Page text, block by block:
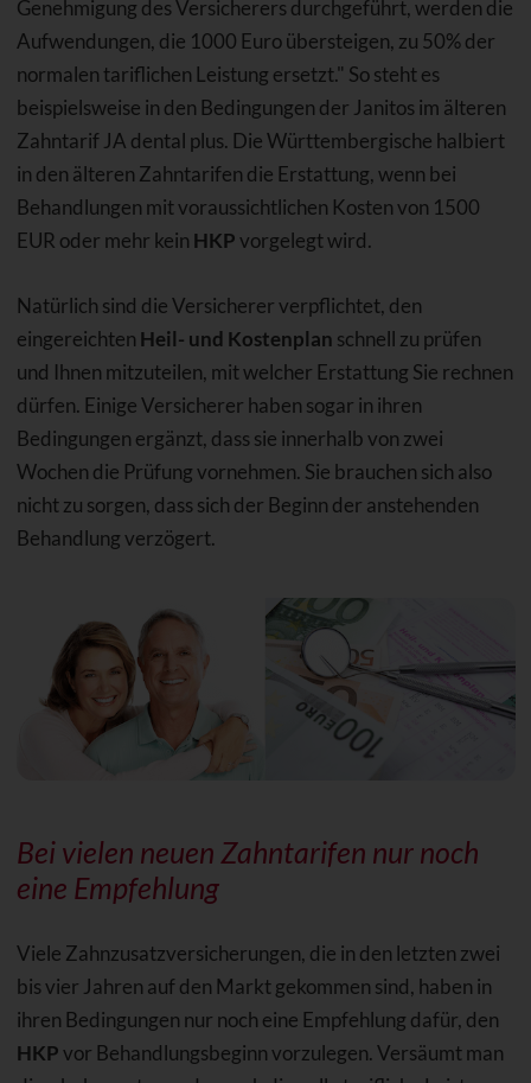
Genehmigung des Versicherers durchgeführt, werden die
Aufwendungen, die 1000 Euro übersteigen, zu 50% der
normalen tariflichen Leistung ersetzt." So steht es
beispielsweise in den Bedingungen der Janitos im älteren
Zahntarif JA dental plus. Die Württembergische halbiert
in den älteren Zahntarifen die Erstattung, wenn bei
Behandlungen mit voraussichtlichen Kosten von 1500
EUR oder mehr kein HKPvorgelegt wird.
Natürlich sind die Versicherer verpflichtet, den
eingereichten Heil- und Kostenplan schnell zu prüfen
und Ihnen mitzuteilen, mit welcher Erstattung Sie rechnen
dürfen. Einige Versicherer haben sogar in ihren
Bedingungen ergänzt, dass sie innerhalb von zwei
Wochen die Prüfung vornehmen. Sie brauchen sich also
nicht zu sorgen, dass sich der Beginn der anstehenden
Behandlung verzögert.
Bei vielen neuen Zahntarifen nur noch
eine Empfehlung
Viele Zahnzusatzversicherungen, die in den letzten zwei
bis vier Jahren auf den Markt gekommen sind, haben in
ihren Bedingungen nur noch eine Empfehlung dafür, den
HKPvor Behandlungsbeginn vorzulegen. Versäumt man